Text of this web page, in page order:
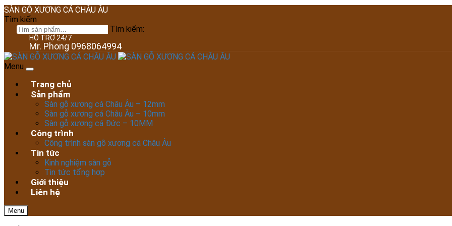
SÀN GỖ XƯƠNG CÁ CHÂU ÂU
Tìm kiếm
Tìm kiếm:
HỖ TRỢ 24/7
Mr. Phong 0968064994
Menu
Trang chủ
Sản phẩm
Sàn gỗ xương cá Châu Âu – 12mm
Sàn gỗ xương cá Châu Âu – 10mm
Sàn gỗ xương cá Đức – 10MM
Công trình
Công trình sàn gỗ xương cá Châu Âu
Tin tức
Kinh nghiệm sàn gỗ
Tin tức tổng hợp
Giới thiệu
Liên hệ
Menu